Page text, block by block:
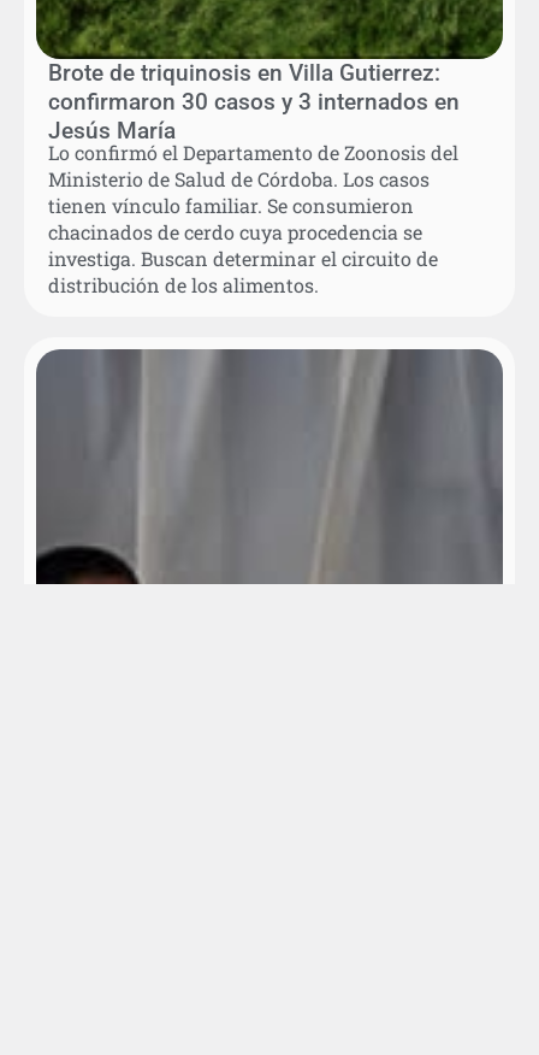
Brote de triquinosis en Villa Gutierrez:
confirmaron 30 casos y 3 internados en
Jesús María
Lo confirmó el Departamento de Zoonosis del
Ministerio de Salud de Córdoba. Los casos
tienen vínculo familiar. Se consumieron
chacinados de cerdo cuya procedencia se
investiga. Buscan determinar el circuito de
distribución de los alimentos.